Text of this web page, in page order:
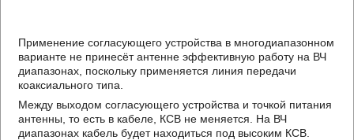
Применение согласующего устройства в многодиапазонном
варианте не принесёт антенне эффективную работу на ВЧ
диапазонах, поскольку применяется линия передачи
коаксиального типа.
Между выходом согласующего устройства и точкой питания
антенны, то есть в кабеле, КСВ не меняется. На ВЧ
диапазонах кабель будет находиться под высоким КСВ.